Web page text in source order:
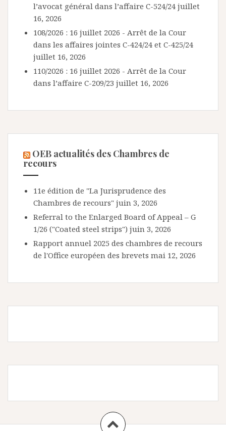
l’avocat général dans l’affaire C-524/24 juillet
16, 2026
108/2026 : 16 juillet 2026 - Arrêt de la Cour
dans les affaires jointes C-424/24 et C-425/24
juillet 16, 2026
110/2026 : 16 juillet 2026 - Arrêt de la Cour
dans l’affaire C-209/23 juillet 16, 2026
OEB actualités des Chambres de
recours
11e édition de "La Jurisprudence des
Chambres de recours" juin 3, 2026
Referral to the Enlarged Board of Appeal – G
1/26 ("Coated steel strips") juin 3, 2026
Rapport annuel 2025 des chambres de recours
de l'Office européen des brevets mai 12, 2026